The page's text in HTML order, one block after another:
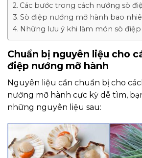
Các bước trong cách nướng sò
Sò điệp nướng mỡ hành bao
Những lưu ý khi làm món sò
Chuẩn bị nguyên liệu cho
điệp nướng mỡ hành
Nguyên liệu cần chuẩn bị cho
nướng mỡ hành cực kỳ dễ tìm,
những nguyên liệu sau: